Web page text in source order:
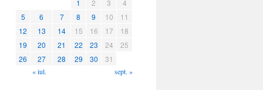
1 2 3
4
5
6 7 8 9 10
11
12
13 14 15 16 17
18
19
20 21 22 23 24
25
26
27 28 29 30 31
« iul. sept. »